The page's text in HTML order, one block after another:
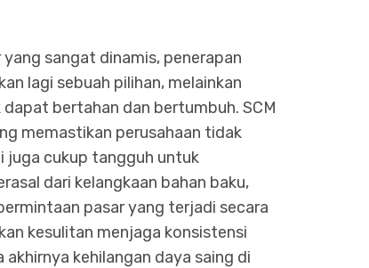
sangat dinamis, penerapan
lagi sebuah pilihan, melainkan
bertahan dan bertumbuh. SCM
memastikan perusahaan tidak
juga cukup tangguh untuk
dari kelangkaan bahan baku,
pasar yang terjadi secara
kesulitan menjaga konsistensi
kehilangan daya saing di